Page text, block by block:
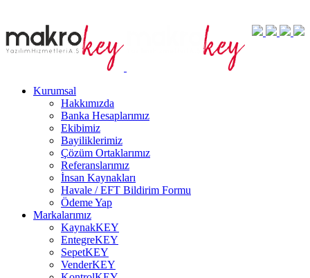
Kurumsal
Hakkımızda
Banka Hesaplarımız
Ekibimiz
Bayiliklerimiz
Çözüm Ortaklarımız
Referanslarımız
İnsan Kaynakları
Havale / EFT Bildirim Formu
Ödeme Yap
Markalarımız
KaynakKEY
EntegreKEY
SepetKEY
VenderKEY